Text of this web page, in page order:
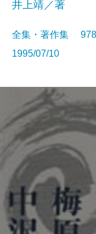
井上靖／著
全集・著作集
1995/07/10